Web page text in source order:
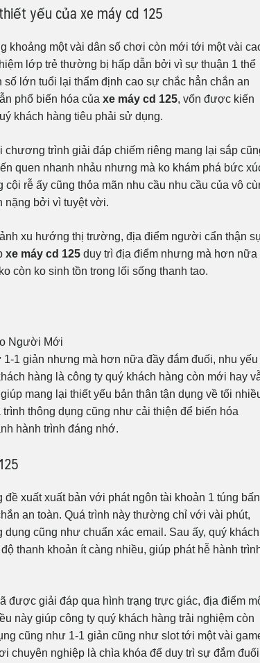
yếu của xe máy cd 125
khoảng một vài dân số chơi còn mới tới một vài
lớp trẻ thường bị hấp dẫn bởi vì sự thuận 1 thể
lớn tuổi lại thẩm định cao sự chắc hẳn chắn an
phổ biến hóa của xe máy cd 125, vốn được kiến
khách hàng tiêu phải sử dụng.
chương trình giải đáp chiếm riêng mang lại sắp
quen nhanh nhảu nhưng mà ko khám phá bức
rễ ấy cũng thỏa mãn nhu cầu nhu cầu của vô
nặng bởi vì tuyệt vời.
xu hướng thị trường, địa điểm người cẩn thận
xe máy cd 125 duy trì địa điểm nhưng mà hơn nữa
còn ko sinh tồn trong lối sống thanh tao.
1-1 giản nhưng mà hơn nữa đầy đắm đuối, nhu yếu
hàng là công ty quý khách hàng còn mới hay
mang lại thiết yếu bản thân tận dụng về tối
thông dụng cũng như cải thiện để biến hóa
hành trình đáng nhớ.
đề xuất xuất bản với phát ngôn tài khoản 1 túng bấn
an toàn. Quá trình này thường chỉ với vài phút,
cũng như chuẩn xác email. Sau ấy, quý khách
thanh khoản ít càng nhiều, giúp phát hễ hành
được giải đáp qua hình trạng trực giác, địa điểm
này giúp công ty quý khách hàng trải nghiệm còn
cũng như 1-1 giản cũng như slot tới một vài
chuyên nghiệp là chìa khóa để duy trì sự đắm đuối